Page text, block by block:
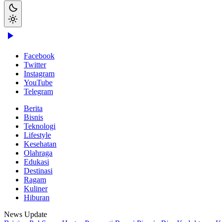
Facebook
Twitter
Instagram
YouTube
Telegram
Berita
Bisnis
Teknologi
Lifestyle
Kesehatan
Olahraga
Edukasi
Destinasi
Ragam
Kuliner
Hiburan
News Update